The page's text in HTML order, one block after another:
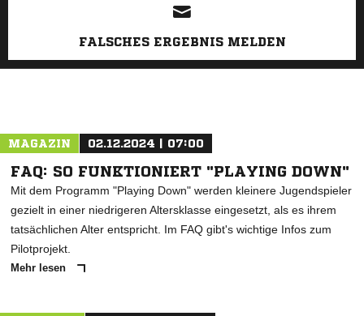
FALSCHES ERGEBNIS MELDEN
MAGAZIN 02.12.2024 | 07:00
FAQ: SO FUNKTIONIERT "PLAYING DOWN"
Mit dem Programm "Playing Down" werden kleinere Jugendspieler
gezielt in einer niedrigeren Altersklasse eingesetzt, als es ihrem
tatsächlichen Alter entspricht. Im FAQ gibt's wichtige Infos zum
Pilotprojekt.
Mehr lesen